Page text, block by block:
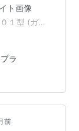
ト画像
１型 (ガウ
ですよ💦
って繰り
メラ予約画
通に注文出来
ラ
前